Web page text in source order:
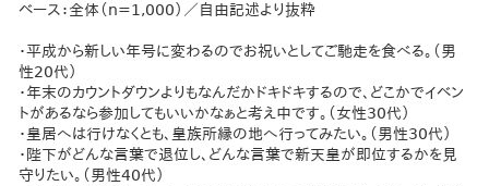
ベース：全体（n=1,000）／自由記述より抜粋
・平成から新しい年号に変わるのでお祝いとしてご馳走を食べる。（男
性20代）
・年末のカウントダウンよりもなんだかドキドキするので、どこかでイベン
トがあるなら参加してもいいかなぁと考え中です。（女性30代）
・皇居へは行けなくとも、皇族所縁の地へ行ってみたい。（男性30代）
・陛下がどんな言葉で退位し、どんな言葉で新天皇が即位するかを見
守りたい。（男性40代）